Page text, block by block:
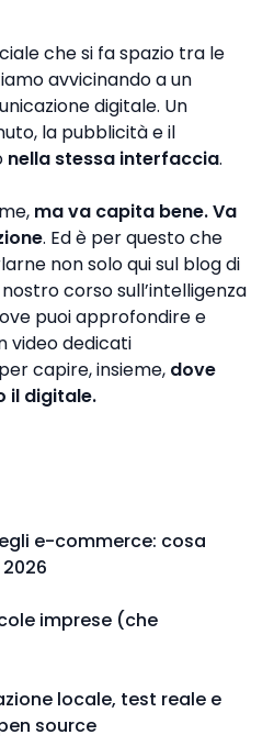
che si fa spazio tra le
avvicinando a un
digitale. Un
la pubblicità e il
nella stessa interfaccia.
ma va capita bene. Va
. Ed è per questo che
non solo qui sul blog di
corso sull’intelligenza
puoi approfondire e
video dedicati
capire, insieme, dove
il digitale.
e-commerce: cosa
imprese (che
locale, test reale e
source